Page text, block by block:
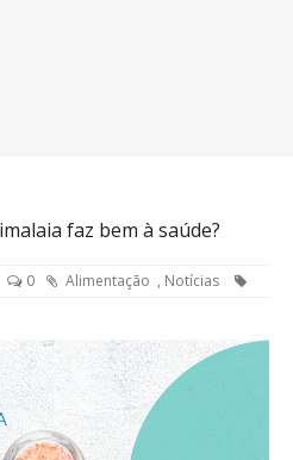
faz bem à saúde?
0 Alimentação , Notícias